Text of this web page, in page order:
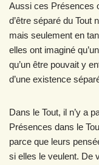
Aussi ces Présences
d’être séparé du Tout
mais seulement en
elles ont imaginé
qu’un être pouvait y
d’une existence
Dans le Tout, il n’y a
Présences dans le
parce que leurs
si elles le veulent. De